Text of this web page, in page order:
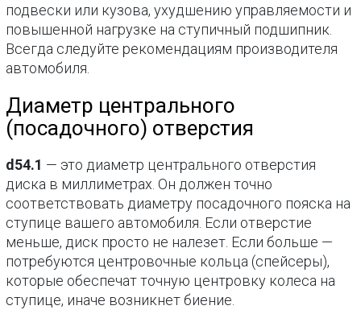
подвески или кузова, ухудшению управляемости и
повышенной нагрузке на ступичный подшипник.
Всегда следуйте рекомендациям производителя
автомобиля.
Диаметр центрального
(посадочного) отверстия
d54.1 — это диаметр центрального отверстия
диска в миллиметрах. Он должен точно
соответствовать диаметру посадочного пояска на
ступице вашего автомобиля. Если отверстие
меньше, диск просто не налезет. Если больше —
потребуются центровочные кольца (спейсеры),
которые обеспечат точную центровку колеса на
ступице, иначе возникнет биение.